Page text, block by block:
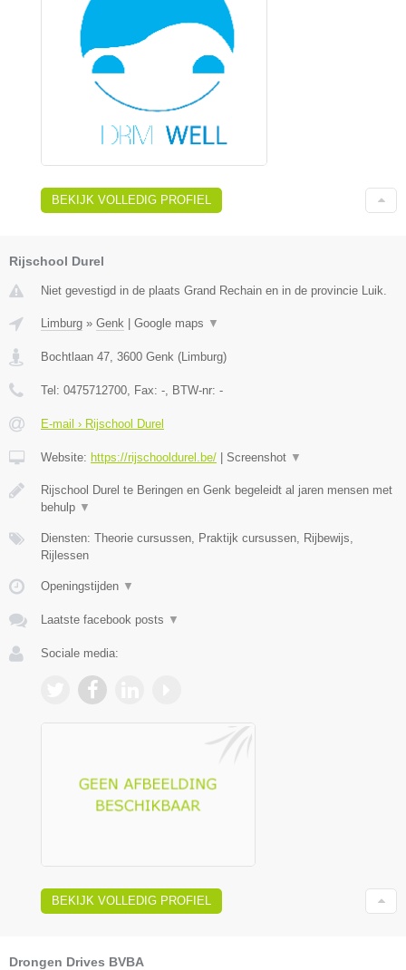
BEKIJK VOLLEDIG PROFIEL
Rijschool Durel
Niet gevestigd in de plaats Grand Rechain en in de provincie Luik.
Limburg » Genk Google maps ▼
Bochtlaan 47, 3600 Genk (Limburg)
Tel: 0475712700, Fax: -, BTW-nr: -
E-mail › Rijschool Durel
Website: https://rijschooldurel.be/ Screenshot ▼
Rijschool Durel te Beringen en Genk begeleidt al jaren mensen met
behulp ▼
Diensten: Theorie cursussen, Praktijk cursussen, Rijbewijs,
Rijlessen
Openingstijden ▼
Laatste facebook posts ▼
Sociale media:
BEKIJK VOLLEDIG PROFIEL
Drongen Drives BVBA